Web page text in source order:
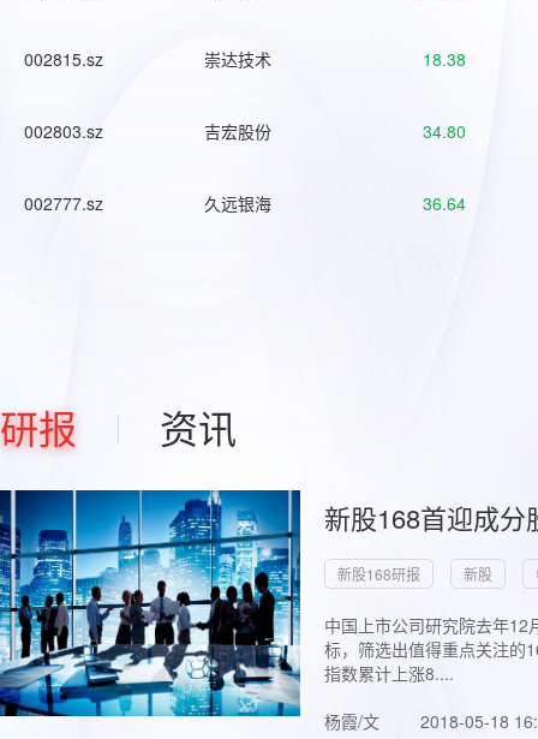
002815.sz 崇达技术 18.38
002803.sz 吉宏股份 34.80
002777.sz 久远银海 36.64
研报 资讯
新股168首迎成
新股168研报 新股
中国上市公司研究院去年
标，筛选出值得重点关注的
指数累计上涨8....
杨霞/文
2018-05-18